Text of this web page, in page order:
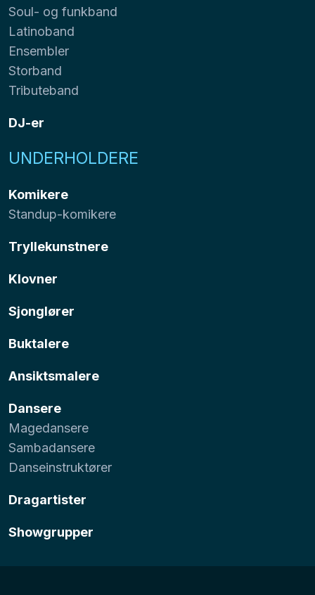
Soul- og funkband
Latinoband
Ensembler
Storband
Tributeband
DJ-er
UNDERHOLDERE
Komikere
Standup-komikere
Tryllekunstnere
Klovner
Sjonglører
Buktalere
Ansiktsmalere
Dansere
Magedansere
Sambadansere
Danseinstruktører
Dragartister
Showgrupper